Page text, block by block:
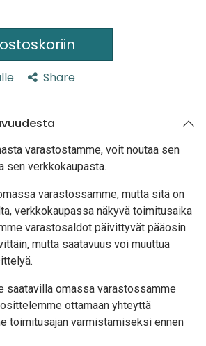
Share
sta varastostamme, voit noutaa sen
sen verkkokaupasta.
varastossamme, mutta sitä on
verkkokaupassa näkyvä toimitusaika
varastosaldot päivittyvät pääosin
mutta saatavuus voi muuttua
saatavilla omassa varastossamme
ottamaan yhteyttä
toimitusajan varmistamiseksi ennen